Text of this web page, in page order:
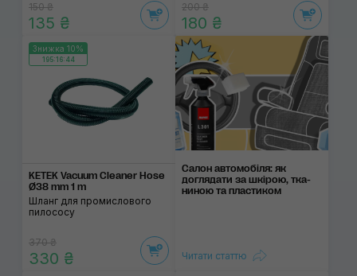
150 ₴
135 ₴
200 ₴
180 ₴
Знижка 10%
195:16:44
KETEK Vacuum Cleaner Hose
Ø38 mm 1 m
Шланг для промислового
пилососу
370 ₴
330 ₴
Салон автомобіля: як
догляда­ти за шкі­рою, тка­
ни­ною та пла­сти­ком
Читати статтю